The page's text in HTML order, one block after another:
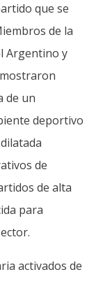
que se
de la
Argentino y
de un
deportivo
de
de alta
para
activados de